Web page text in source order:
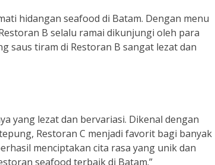
hidangan seafood di Batam. Dengan menu
B selalu ramai dikunjungi oleh para
saus tiram di Restoran B sangat lezat dan
yang lezat dan bervariasi. Dikenal dengan
Restoran C menjadi favorit bagi banyak
menciptakan cita rasa yang unik dan
seafood terbaik di Batam.”